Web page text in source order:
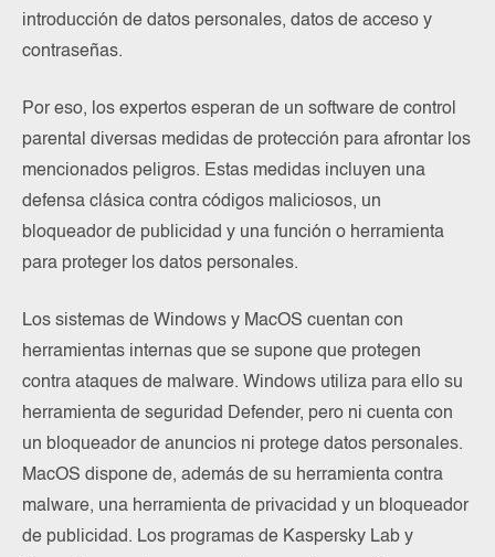
introducción de datos personales, datos de acceso y
contraseñas.
Por eso, los expertos esperan de un software de control
parental diversas medidas de protección para afrontar los
mencionados peligros. Estas medidas incluyen una
defensa clásica contra códigos maliciosos, un
bloqueador de publicidad y una función o herramienta
para proteger los datos personales.
Los sistemas de Windows y MacOS cuentan con
herramientas internas que se supone que protegen
contra ataques de malware. Windows utiliza para ello su
herramienta de seguridad Defender, pero ni cuenta con
un bloqueador de anuncios ni protege datos personales.
MacOS dispone de, además de su herramienta contra
malware, una herramienta de privacidad y un bloqueador
de publicidad. Los programas de Kaspersky Lab y